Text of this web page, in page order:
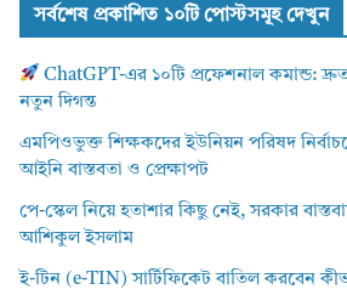
সর্বশেষ প্রকাশিত ১০টি পোস্টসমূহ দেখুন
ChatGPT-এর ১০টি প্রফেশনাল কমান্ড:
নতুন দিগন্ত
এমপিওভুক্ত শিক্ষকদের ইউনিয়ন পরিষদ
আইনি বাস্তবতা ও প্রেক্ষাপট
পে-স্কেল নিয়ে হতাশার কিছু নেই, সরকার
আশিকুল ইসলাম
ই-টিন (e-TIN) সার্টিফিকেট বাতিল করবেন